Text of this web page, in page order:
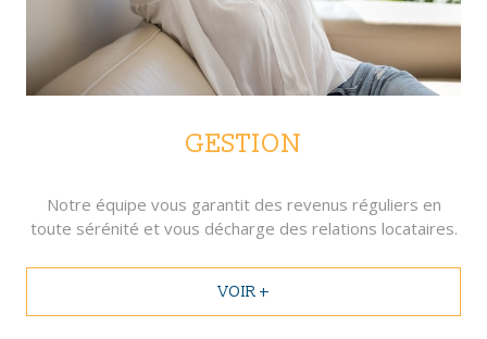
GESTION
Notre équipe vous garantit des revenus réguliers en
toute sérénité et vous décharge des relations locataires.
VOIR +